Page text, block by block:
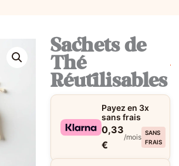
Sachets de
Thé
Réutilisables
Payez en 3x
sans frais
0,33
€
/mois
SANS
FRAIS